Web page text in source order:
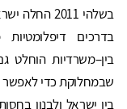
בשלהי
בדרכים
בין–משרדיות הוחלט
שבמחלוקת כדי לאפשר
בין ישראל ולבנון